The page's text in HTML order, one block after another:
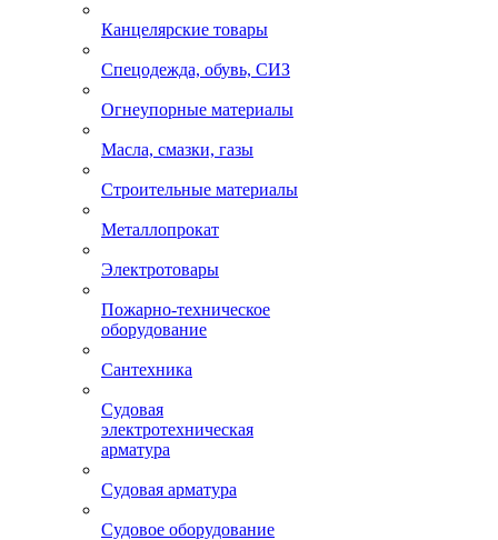
Канцелярские товары
Спецодежда, обувь, СИЗ
Огнеупорные материалы
Масла, смазки, газы
Строительные материалы
Металлопрокат
Электротовары
Пожарно-техническое
оборудование
Сантехника
Судовая
электротехническая
арматура
Судовая арматура
Судовое оборудование